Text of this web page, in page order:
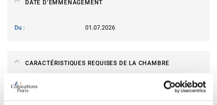
DATE D’EMMÉNAGEMENT
Du 01.07.2026
CARACTÉRISTIQUES REQUISES DE LA CHAMBRE
Type de lit préféré